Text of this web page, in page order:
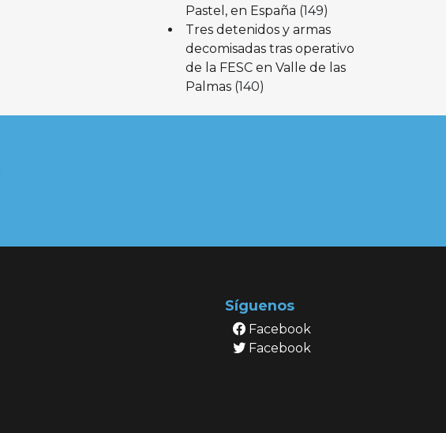
Pastel, en España (149)
Tres detenidos y armas
decomisadas tras operativo
de la FESC en Valle de las
Palmas (140)
Síguenos
Facebook
Facebook